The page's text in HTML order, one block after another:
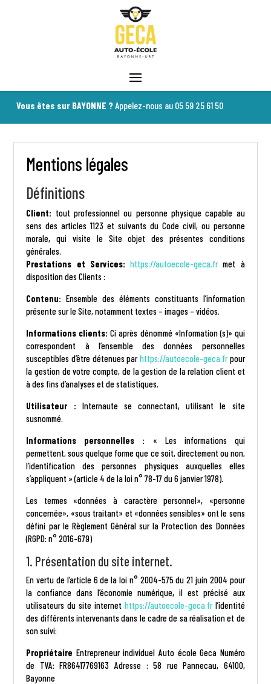
êtes sur BAYONNE ?Appelez-nous au05 59 25 61 50
Mentions légales
Définitions
Client: tout professionnel ou personne physique capable au
sens des articles 1123 et suivants du Code civil, ou personne
morale, qui visite le Site objet des présentes conditions
générales.
Prestations et Services: https://autoecole-geca.fr met à
disposition des Clients :
Contenu: Ensemble des éléments constituants l’information
présente sur le Site, notamment textes – images – vidéos.
Informations clients: Ci après dénommé «Information (s)» qui
correspondent à l’ensemble des données personnelles
susceptibles d’être détenues par https://autoecole-geca.fr pour
la gestion de votre compte, de la gestion de la relation client et
à des fins d’analyses et de statistiques.
Utilisateur :
Internaute se connectant, utilisant le site
susnommé.
Informations personnelles :
« Les informations qui
permettent, sous quelque forme que ce soit, directement ou non,
l’identification des personnes physiques auxquelles elles
s’appliquent » (article 4 de la loi n° 78-17 du 6 janvier 1978).
Les termes «données à caractère personnel», «personne
concernée», «sous traitant» et «données sensibles» ont le sens
défini par le Règlement Général sur la Protection des Données
(RGPD: n° 2016-679)
1. Présentation du site internet.
En vertu de l’article 6 de la loi n° 2004-575 du 21 juin 2004 pour
la confiance dans l’économie numérique, il est précisé aux
utilisateurs du site internet https://autoecole-geca.fr l’identité
des différents intervenants dans le cadre de sa réalisation et de
son suivi:
Propriétaire Entrepreneur individuel Auto école Geca Numéro
de TVA: FR86417769163 Adresse : 58 rue Pannecau, 64100,
Bayonne